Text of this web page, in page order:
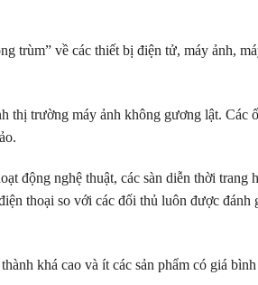
trùm” về các thiết bị điện tử, máy ảnh,
thị trường máy ảnh không gương lật. Các
động nghệ thuật, các sàn diễn thời trang
thoại so với các đối thủ luôn được đánh
khá cao và ít các sản phẩm có giá bình